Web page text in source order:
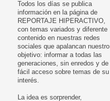
Todos los días se publica
información en la página de
REPORTAJE HIPERACTIVO,
con temas variados y diferente
contenido en nuestras redes
sociales que apalancan nuestro
objetivo: informar a todas las
generaciones, sin enredos y de
fácil acceso sobre temas de su
interés.
La idea es sorprender,